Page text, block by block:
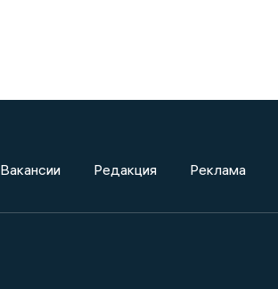
Вакансии Редакция Реклама